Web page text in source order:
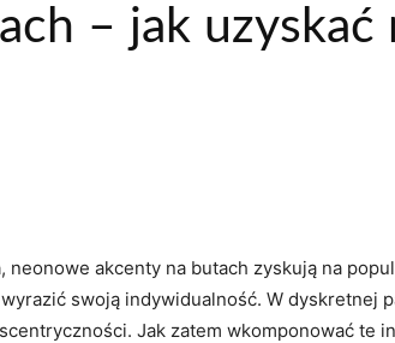
– jak uzyskać
akcenty na butach zyskują na⁣
swoją indywidualność. W dyskretnej
Jak zatem wkomponować ⁤te